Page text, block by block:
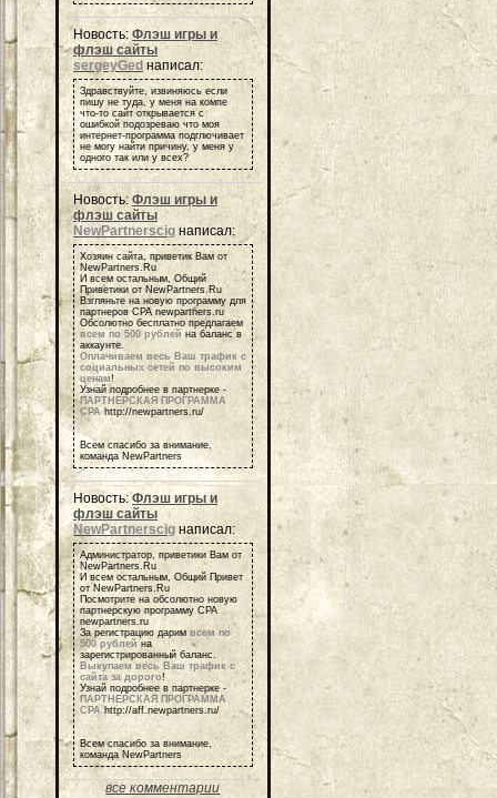
Новость: Флэш игры и
флэш сайты
sergeyGed написал:
Здравствуйте, извиняюсь если
пишу не туда, у меня на компе
что-то сайт открывается с
ошибкой подозреваю что моя
интернет-программа подглючивает
не могу найти причину, у меня у
одного так или у всех?
Новость: Флэш игры и
флэш сайты
NewPartnerscig написал:
Хозяин сайта, приветик Вам от
NewPartners.Ru
И всем остальным, Общий
Приветики от NewPartners.Ru
Взгляньте на новую программу для
партнеров СРА newpartners.ru
Обсолютно бесплатно предлагаем
всем по 500 рублей на баланс в
аккаунте.
Оплачиваем весь Ваш трафик с
социальных сетей по высоким
ценам!
Узнай подробнее в партнерке -
ПАРТНЕРСКАЯ ПРОГРАММА
СРАhttp://newpartners.ru/
Всем спасибо за внимание,
команда NewPartners
Новость: Флэш игры и
флэш сайты
NewPartnerscig написал:
Администратор, приветики Вам от
NewPartners.Ru
И всем остальным, Общий Привет
от NewPartners.Ru
Посмотрите на обсолютно новую
партнерскую программу СРА
newpartners.ru
За регистрацию дарим всем по
500 рублей на
зарегистрированный баланс.
Выкупаем весь Ваш трафик с
сайта за дорого!
Узнай подробнее в партнерке -
ПАРТНЕРСКАЯ ПРОГРАММА
СРА http://aff.newpartners.ru/
Всем спасибо за внимание,
команда NewPartners
все комментарии